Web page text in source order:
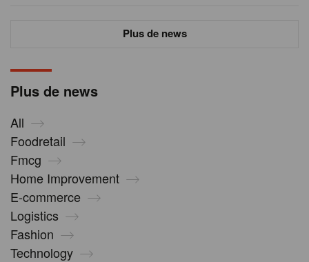
Plus de news
All
Foodretail
Fmcg
Home Improvement
E-commerce
Logistics
Fashion
Technology
Plus de news